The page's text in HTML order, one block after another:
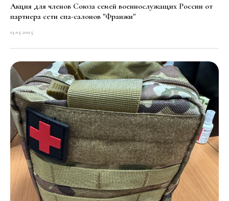
Акция для членов Союза семей военнослужащих России от
партнера сети спа-салонов "Франжи"
13.05.2025